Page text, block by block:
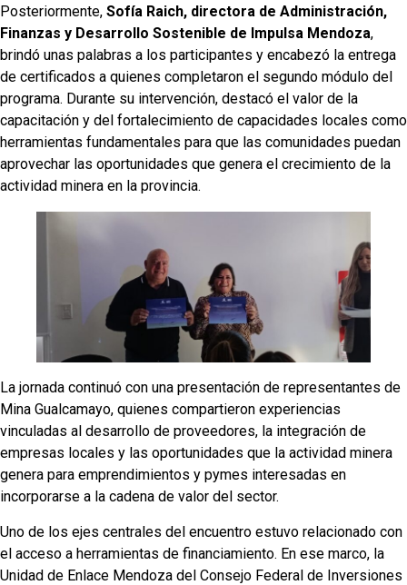
Posteriormente, Sofía Raich, directora de Administración,
Finanzas y Desarrollo Sostenible de Impulsa Mendoza,
brindó unas palabras a los participantes y encabezó la entrega
de certificados a quienes completaron el segundo módulo del
programa. Durante su intervención, destacó el valor de la
capacitación y del fortalecimiento de capacidades locales como
herramientas fundamentales para que las comunidades puedan
aprovechar las oportunidades que genera el crecimiento de la
actividad minera en la provincia.
La jornada continuó con una presentación de representantes de
Mina Gualcamayo, quienes compartieron experiencias
vinculadas al desarrollo de proveedores, la integración de
empresas locales y las oportunidades que la actividad minera
genera para emprendimientos y pymes interesadas en
incorporarse a la cadena de valor del sector.
Uno de los ejes centrales del encuentro estuvo relacionado con
el acceso a herramientas de financiamiento. En ese marco, la
Unidad de Enlace Mendoza del Consejo Federal de Inversiones